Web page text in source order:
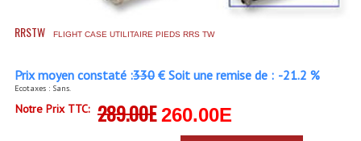
Pieds D'enceintes
Selecteurs Audio Vidéo
Amplificateurs Multi-Canaux
RRSTW FLIGHT CASE UTILITAIRE PIEDS RRS TW
Prix moyen constaté :330€ Soit une remise de : -21.2 %
Ecotaxes : Sans.
Notre Prix TTC: 289.00E 260.00E